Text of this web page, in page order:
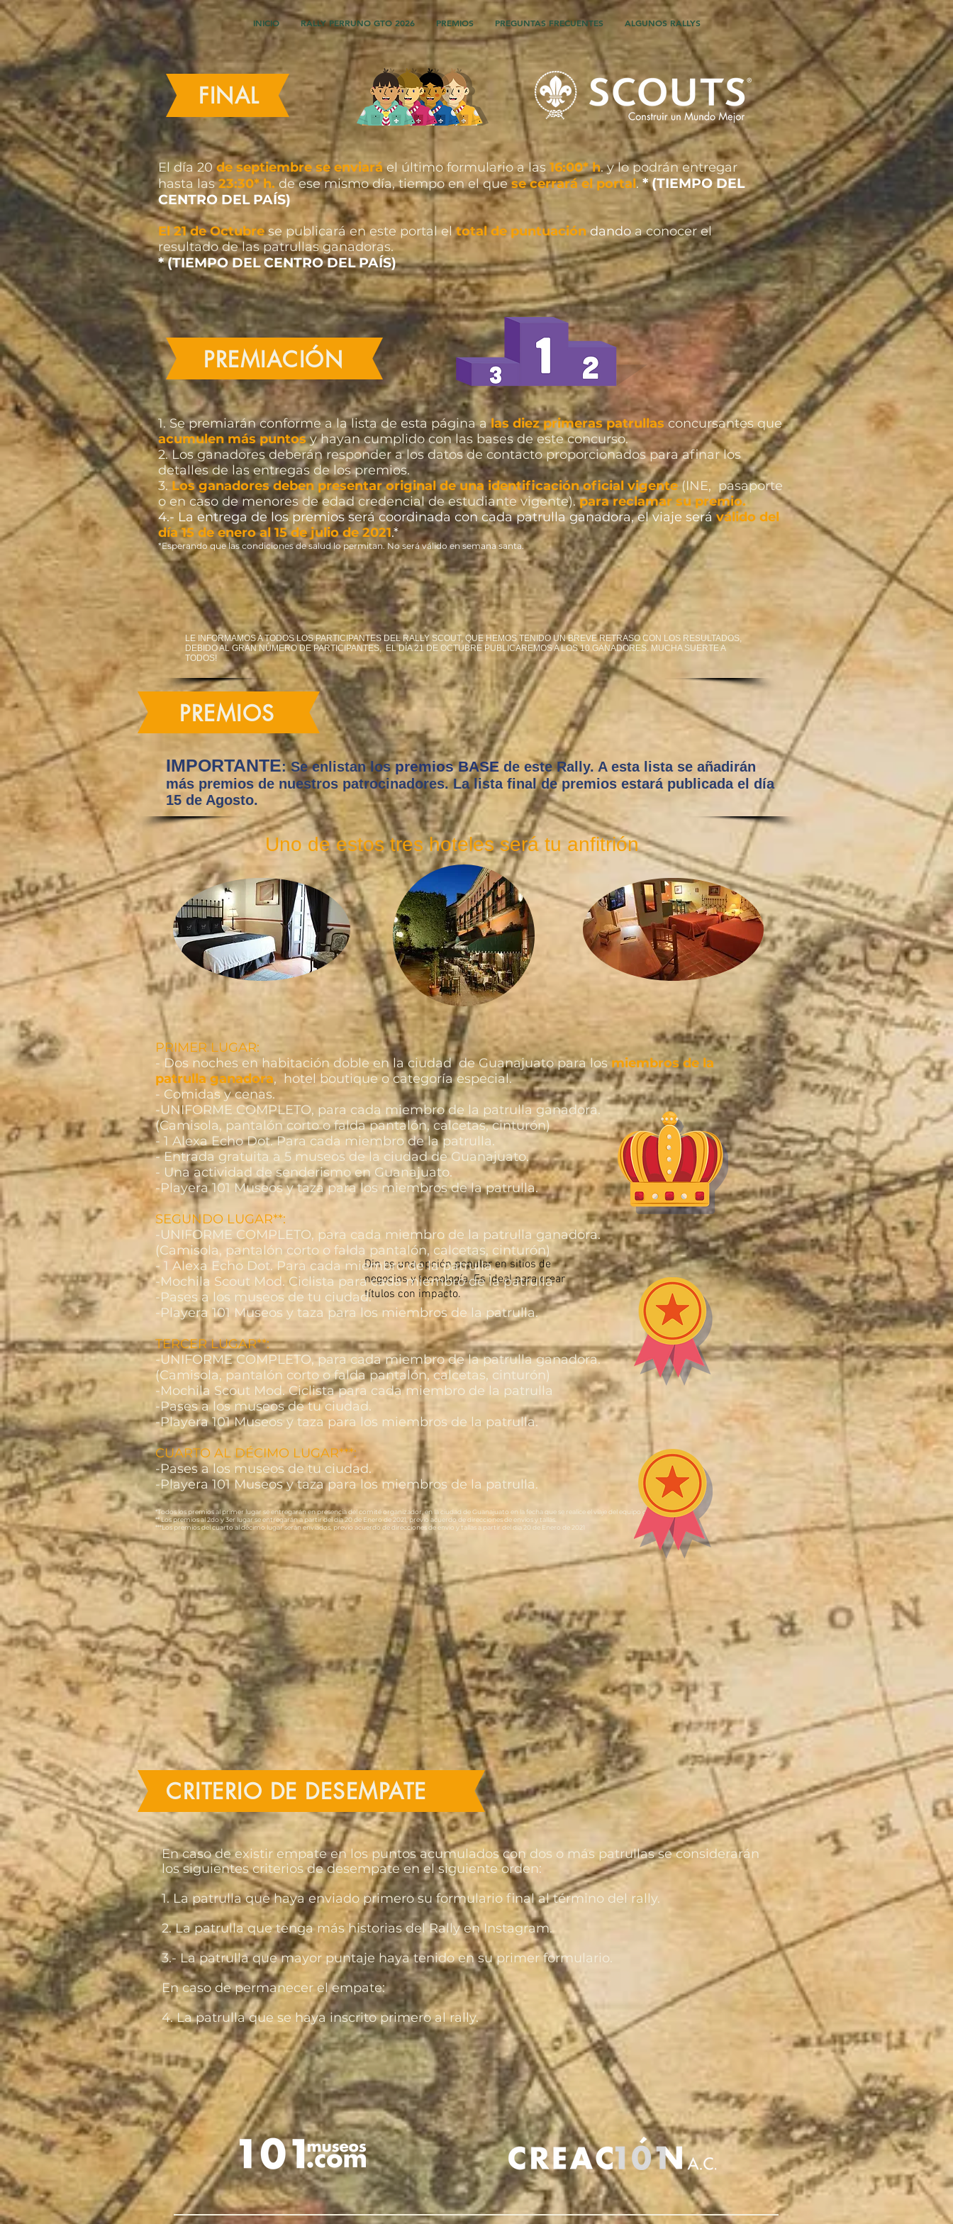
INICIO RALLY PERRUNO GTO 2026 PREMIOS PREGUNTAS FRECUENTES ALGUNOS RALLYS
FINAL
El día 20de septiembre se enviaráel último formulario a las 16:00* h. y lo podrán entregar
hasta las23:30* h. de ese mismo día, tiempo en el quese cerrará el portal. * (TIEMPO DEL
CENTRO DEL PAÍS)
El 21 de Octubrese publicará en este portal eltotal de puntuacióndando a conocer el
resultado de las patrullas ganadoras.
* (TIEMPO DEL CENTRO DEL PAÍS)
PREMIACIÓN
1. Se premiarán conforme a la lista de esta página alas diez primeras patrullasconcursantes que
acumulen más puntosy hayan cumplido con las bases de este concurso.
2. Los ganadores deberán responder a los datos de contacto proporcionados para afinar los
detalles de las entregas de los premios.
3. Los ganadores deben presentar original de una identificación oficial vigente(INE, pasaporte
o en caso de menores de edad credencial de estudiante vigente).para reclamar su premio.
4.- La entrega de los premios será coordinada con cada patrulla ganadora, el viaje seráválido del
día 15 de enero al 15 de julio de 2021.*
*Esperando que las condiciones de salud lo permitan. No será válido en semana santa.
LE INFORMAMOS A TODOS LOS PARTICIPANTES DEL RALLY SCOUT, QUE HEMOS TENIDO UN BREVE RETRASO CON LOS RESULTADOS,
DEBIDO AL GRAN NÚMERO DE PARTICIPANTES, EL DÍA 21 DE OCTUBRE PUBLICAREMOS A LOS 10 GANADORES. MUCHA SUERTE A
TODOS!
PREMIOS
IMPORTANTE: Se enlistan lospremios BASEde este Rally. A esta lista se añadirán
más premios de nuestros patrocinadores. La lista final de premios estará publicada el día
15 de Agosto.
Uno de estos tres hoteles será tu anfitrión
Din es una opción popular en sitios de
negocios y tecnología. Es ideal para crear
títulos con impacto.
PRIMER LUGAR:
- Dos noches en habitación doble en la ciudad de Guanajuato para losmiembros de la
patrulla ganadora, hotel boutique o categoría especial.
- Comidas y cenas.
-UNIFORME COMPLETO, para cada miembro de la patrulla ganadora.
(Camisola, pantalón corto o falda pantalón, calcetas, cinturón)
- 1 Alexa Echo Dot. Para cada miembro de la patrulla.
- Entrada gratuita a 5 museos de la ciudad de Guanajuato.
- Una actividad de senderismo en Guanajuato.
-Playera 101 Museos y taza para los miembros de la patrulla.
SEGUNDO LUGAR**:
-UNIFORME COMPLETO, para cada miembro de la patrulla ganadora.
(Camisola, pantalón corto o falda pantalón, calcetas, cinturón)
- 1 Alexa Echo Dot. Para cada miembro de la patrulla.
-Mochila Scout Mod. Ciclista para cada miembro de la patrulla
-Pases a los museos de tu ciudad.
-Playera 101 Museos y taza para los miembros de la patrulla.
TERCER LUGAR**:
-UNIFORME COMPLETO, para cada miembro de la patrulla ganadora.
(Camisola, pantalón corto o falda pantalón, calcetas, cinturón)
-Mochila Scout Mod. Ciclista para cada miembro de la patrulla
-Pases a los museos de tu ciudad.
-Playera 101 Museos y taza para los miembros de la patrulla.
CUARTO AL DÉCIMO LUGAR***:
-Pases a los museos de tu ciudad.
-Playera 101 Museos y taza para los miembros de la patrulla.
*Todos los premios al primer lugar se entregarán en presencia del comité organizador, en la ciudad de Guanajuato en la fecha que se realice el viaje del equipo ganador.
** Los premios al 2do y 3er lugar se entregarán a partir del día 20 de Enero de 2021, previo acuerdo de direcciones de envíos y tallas.
***Los premios del cuarto al décimo lugar serán enviados, previo acuerdo de direcciones de envío y tallas a partir del día 20 de Enero de 2021
CRITERIO DE DESEMPATE
En caso de existir empate en los puntos acumulados con dos o más patrullas se considerarán
los siguientes criterios de desempate en el siguiente orden:
1. La patrulla que haya enviado primero su formulario final al término del rally.
2. La patrulla que tenga más historias del Rally en Instagram.
3.- La patrulla que mayor puntaje haya tenido en su primer formulario.
En caso de permanecer el empate:
4. La patrulla que se haya inscrito primero al rally.